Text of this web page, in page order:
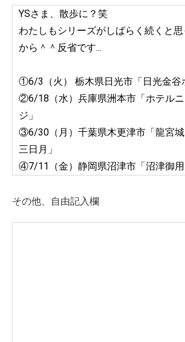
その他、自由記入欄